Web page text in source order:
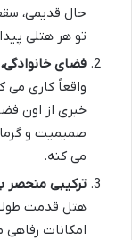
حال قدیمی،
تو هر هتلی
فضای
واقعاً کاری
خبری از اون
صمیمیت و
می کنه.
ترکیبی منحصر
هتل قدمت
امکانات